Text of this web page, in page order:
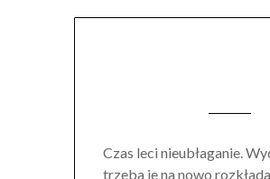
Czas leci nieubłaganie.
trzeba je na nowo